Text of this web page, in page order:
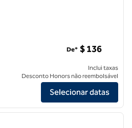
Hilton
De* $ 136
Inclui taxas
Desconto Honors não reembolsável
Selecionar datas
1/12